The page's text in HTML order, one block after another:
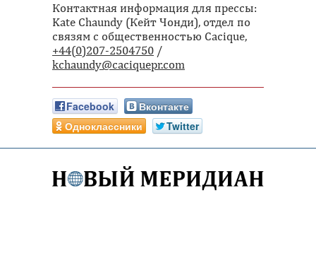
Контактная информация для прессы:
Kate Chaundy (Кейт Чонди), отдел по
связям с общественностью Cacique,
+44(0)207-2504750 /
kchaundy@caciquepr.com
Facebook
Вконтакте
Одноклассники
Twitter